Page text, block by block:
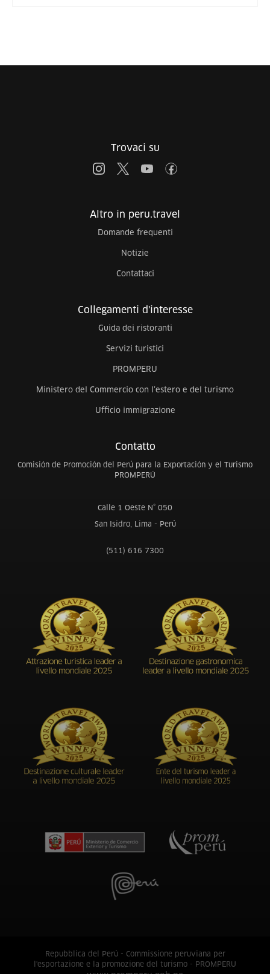
Trovaci su
Altro in peru.travel
Domande frequenti
Notizie
Contattaci
Collegamenti d'interesse
Guida dei ristoranti
Servizi turistici
PROMPERU
Ministero del Commercio con l’estero e del turismo
Ufficio immigrazione
Contatto
Comisión de Promoción del Perú para la Exportación y el Turismo
PROMPERÚ
Calle 1 Oeste N° 050
San Isidro, Lima - Perú
(511) 616 7300
Repubblica del Perú - Commissione peruviana per
l'esportazione e la promozione del turismo - PROMPERU